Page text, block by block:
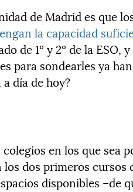
de Madrid es que
la capacidad
de 1º y 2º de la ESO,
para sondearles ya
día de hoy?
en los que sea
dos primeros cursos
disponibles –de